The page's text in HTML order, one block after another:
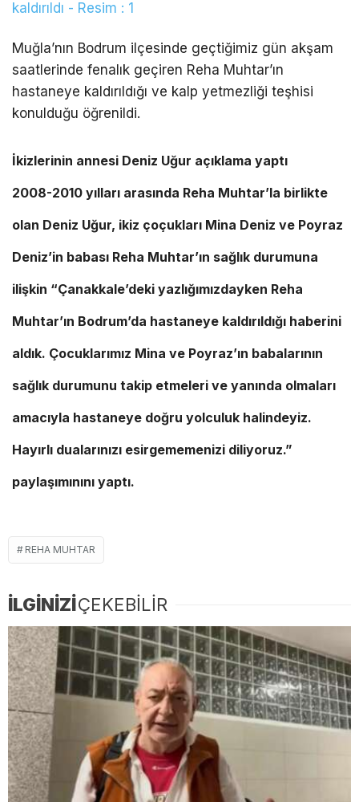
Muğla’nın Bodrum ilçesinde geçtiğimiz gün akşam
saatlerinde fenalık geçiren Reha Muhtar’ın
hastaneye kaldırıldığı ve kalp yetmezliği teşhisi
konulduğu öğrenildi.
İkizlerinin annesi Deniz Uğur açıklama yaptı
2008-2010 yılları arasında Reha Muhtar’la birlikte
olan Deniz Uğur, ikiz çoçukları Mina Deniz ve Poyraz
Deniz’in babası Reha Muhtar’ın sağlık durumuna
ilişkin “Çanakkale’deki yazlığımızdayken Reha
Muhtar’ın Bodrum’da hastaneye kaldırıldığı haberini
aldık. Çocuklarımız Mina ve Poyraz’ın babalarının
sağlık durumunu takip etmeleri ve yanında olmaları
amacıyla hastaneye doğru yolculuk halindeyiz.
Hayırlı dualarınızı esirgememenizi diliyoruz.”
paylaşımınını yaptı.
REHA MUHTAR
İLGİNİZİÇEKEBİLİR